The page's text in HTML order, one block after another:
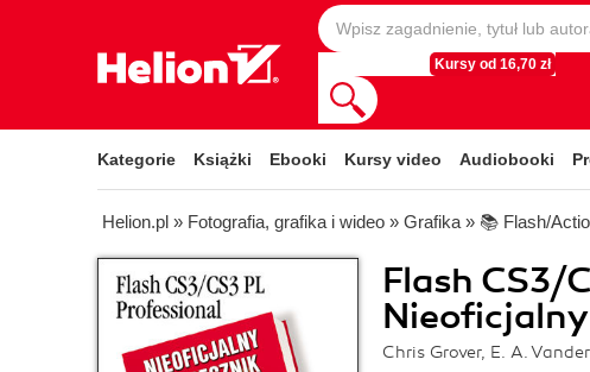
Kursy od 16,70 zł
Kategorie Książki Ebooki Kursy video Audiobooki
Helion.pl » Fotografia, grafika i wideo » Grafika » 📚 Flash/
Flash CS3/
Chris Grover, E. A.